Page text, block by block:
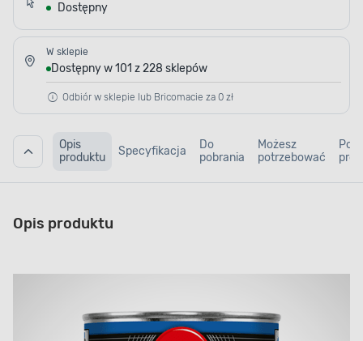
Dostępny
W sklepie
Dostępny w 101 z 228 sklepów
Odbiór w sklepie lub Bricomacie za 0 zł
Opis
produktu
Specyfikacja
Do
pobrania
Możesz
potrzebować
Opis produktu